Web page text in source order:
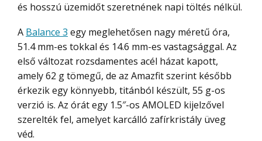
és hosszú üzemidőt szeretnének napi töltés nélkül.
Balance 3 egy meglehetősen nagy méretű óra,
51.4 mm-es tokkal és 14.6 mm-es vastagsággal. Az
első változat rozsdamentes acél házat kapott,
amely 62 g tömegű, de az Amazfit szerint később
érkezik egy könnyebb, titánból készült, 55 g-os
verzió is. Az órát egy 1.5″-os AMOLED kijelzővel
szerelték fel, amelyet karcálló zafírkristály üveg
véd.